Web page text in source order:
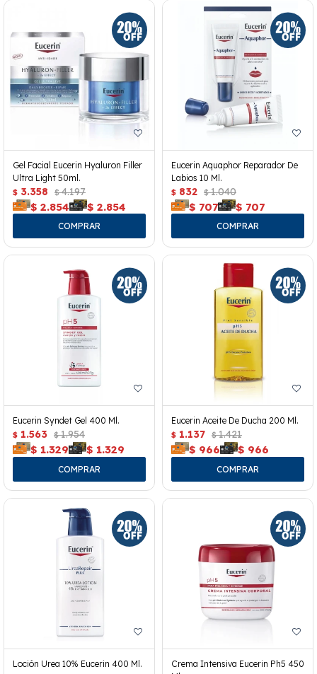
Gel Facial Eucerin Hyaluron Filler
Ultra Light 50ml.
$ 3.358 $ 4.197
$ 2.854 $ 2.854
Eucerin Aquaphor Reparador De
Labios 10 Ml.
$ 832 $ 1.040
$ 707 $ 707
Eucerin Syndet Gel 400 Ml.
$ 1.563 $ 1.954
$ 1.329 $ 1.329
Eucerin Aceite De Ducha 200 Ml.
$ 1.137 $ 1.421
$ 966 $ 966
Loción Urea 10% Eucerin 400 Ml.
Crema Intensiva Eucerin Ph5 450